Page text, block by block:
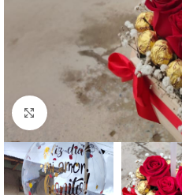
Click to enlarge